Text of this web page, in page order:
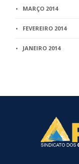
MARÇO 2014
FEVEREIRO 2014
JANEIRO 2014